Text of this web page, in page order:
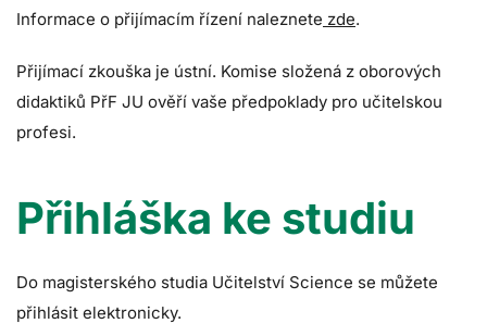
Informace o přijímacím řízení naleznete zde.
Přijímací zkouška je ústní. Komise složená z oborových
didaktiků PřF JU ověří vaše předpoklady pro učitelskou
profesi.
Přihláška ke studiu
Do magisterského studia Učitelství Science se můžete
přihlásit elektronicky.